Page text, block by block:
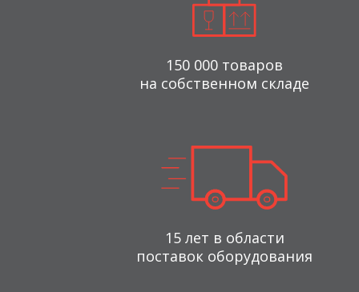
150 000 товаров
на собственном складе
15 лет в области
поставок оборудования